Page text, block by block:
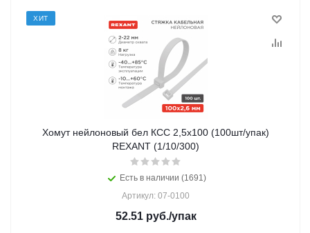
ХИТ
Хомут нейлоновый бел КСС 2,5х100 (100шт/упак)
REXANT (1/10/300)
Есть в наличии (1691)
Артикул: 07-0100
52.51руб./упак